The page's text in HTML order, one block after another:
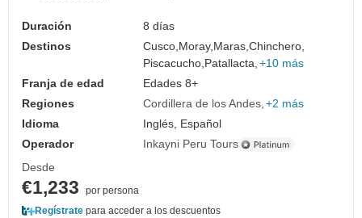
Duración
8 días
Destinos
Cusco,Moray,Maras,Chinchero,
Piscacucho,Patallacta, +10 más
Franja de edad
Edades 8+
Regiones
Cordillera de los Andes +2 más
Idioma
Inglés, Español
Operador
Inkayni Peru Tours
Desde
€1,233
por persona
Regístrate para acceder a los descuentos